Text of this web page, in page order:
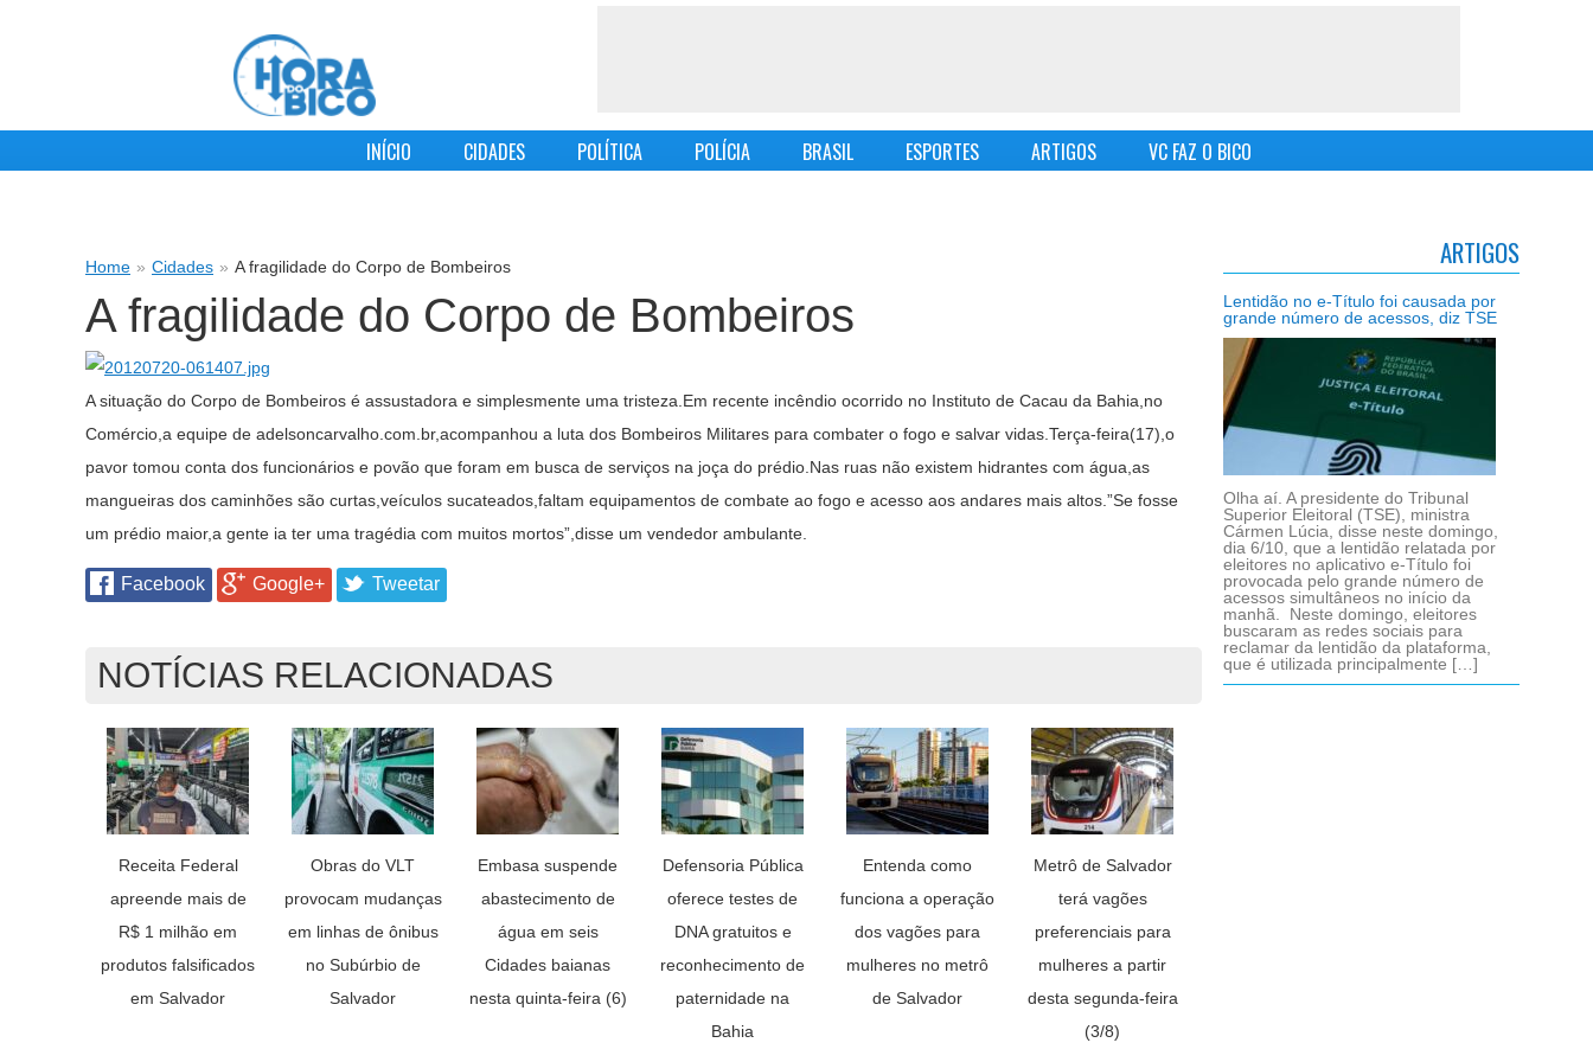
INÍCIO CIDADES POLÍTICA POLÍCIA BRASIL ESPORTES ARTIGOS VC FAZ O BICO
Home » Cidades » A fragilidade do Corpo de Bombeiros
A fragilidade do Corpo de Bombeiros
A situação do Corpo de Bombeiros é assustadora e simplesmente uma tristeza.Em recente incêndio ocorrido no Instituto de Cacau da Bahia,no
Comércio,a equipe de adelsoncarvalho.com.br,acompanhou a luta dos Bombeiros Militares para combater o fogo e salvar vidas.Terça-feira(17),o
pavor tomou conta dos funcionários e povão que foram em busca de serviços na joça do prédio.Nas ruas não existem hidrantes com água,as
mangueiras dos caminhões são curtas,veículos sucateados,faltam equipamentos de combate ao fogo e acesso aos andares mais altos.”Se fosse
um prédio maior,a gente ia ter uma tragédia com muitos mortos”,disse um vendedor ambulante.
Facebook Google+ Tweetar
NOTÍCIAS RELACIONADAS
Receita Federal
apreende mais de
R$ 1 milhão em
produtos falsificados
em Salvador
Obras do VLT
provocam mudanças
em linhas de ônibus
no Subúrbio de
Salvador
Embasa suspende
abastecimento de
água em seis
Cidades baianas
nesta quinta-feira (6)
Defensoria Pública
oferece testes de
DNA gratuitos e
reconhecimento de
paternidade na
Bahia
Entenda como
funciona a operação
dos vagões para
mulheres no metrô
de Salvador
Metrô de Salvador
terá vagões
preferenciais para
mulheres a partir
desta segunda-feira
(3/8)
ARTIGOS
Lentidão no e-Título foi causada por
grande número de acessos, diz TSE
Olha aí. A presidente do Tribunal
Superior Eleitoral (TSE), ministra
Cármen Lúcia, disse neste domingo,
dia 6/10, que a lentidão relatada por
eleitores no aplicativo e-Título foi
provocada pelo grande número de
acessos simultâneos no início da
manhã. Neste domingo, eleitores
buscaram as redes sociais para
reclamar da lentidão da plataforma,
que é utilizada principalmente […]